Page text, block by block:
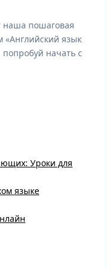
наша пошаговая
«Английский язык
начать с
Уроки для
языке